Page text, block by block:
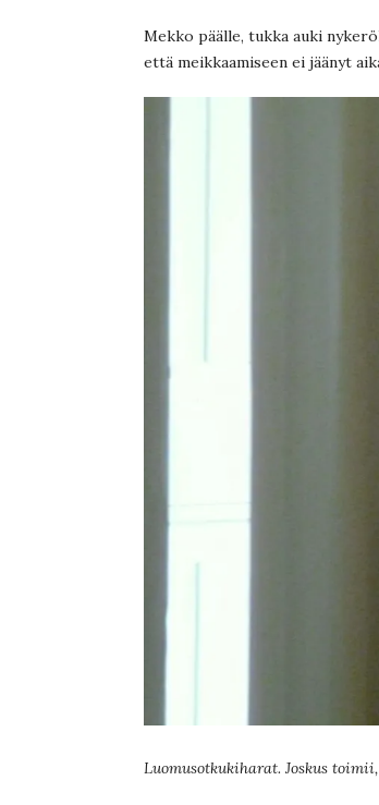
Mekko päälle, tukka auki
että meikkaamiseen ei jäänyt
Luomusotkukiharat. Joskus